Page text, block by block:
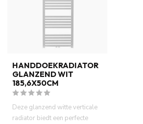
HANDDOEKRADIATOR
GLANZEND WIT
185,6X50CM
Deze glanzend witte verticale
radiator biedt een perfecte